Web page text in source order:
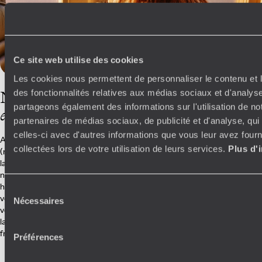
Ce site web utilise des cookies
Les cookies nous permettent de personnaliser le contenu et
des fonctionnalités relatives aux médias sociaux et
partageons également des informations sur l'utilisation de
partenaires de médias sociaux, de publicité et d'analyse,
celles-ci avec d'autres informations que vous leur avez
collectées lors de votre utilisation de leurs services. Plus
Sélection
du Nécessaires
Préférences
Nos conseillers
en Suède
Adeptes de l’art de vivre scandinave, ils soutiennent que les kanelbulle
(roulés à cannelle) font partie du patrimoine national au même titre que
la résidence royale de Drottningholm. C’est dire la passion qui habitent
nos conseillers spécialistes de la Suède. D’est en ouest, été comme
hiver, ils ont l’habitude de sillonner le pays et sont donc en mesure de
vous livrer leurs petits conseils et meilleures adresses, à retrouver dans
votre carnet de voyage. Un élément parmi tant d’autres qui composent
la gamme des services Voyageurs : application mobile, concierge
francophone, assistance 24/7…